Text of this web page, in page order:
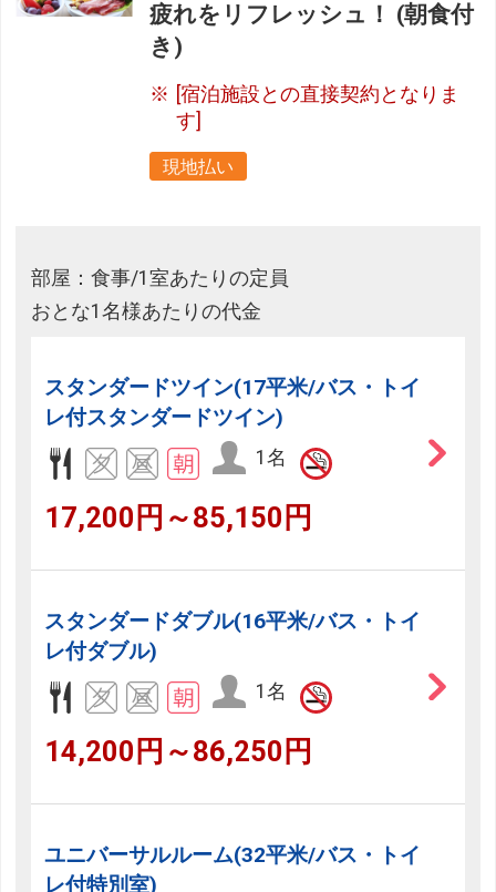
疲れをリフレッシュ！ (朝食付
き)
[宿泊施設との直接契約となりま
す]
現地払い
部屋：食事/1室あたりの定員
おとな1名様あたりの代金
スタンダードツイン(17平米/バス・トイ
レ付スタンダードツイン)
1名
17,200円～85,150円
スタンダードダブル(16平米/バス・トイ
レ付ダブル)
1名
14,200円～86,250円
ユニバーサルルーム(32平米/バス・トイ
レ付特別室)